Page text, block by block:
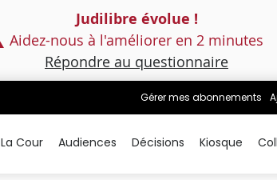
Judilibre évolue !
Aidez-nous à l'améliorer en 2 minutes
Répondre au questionnaire
Gérer mes abonnements
La Cour Audiences Décisions Kiosque